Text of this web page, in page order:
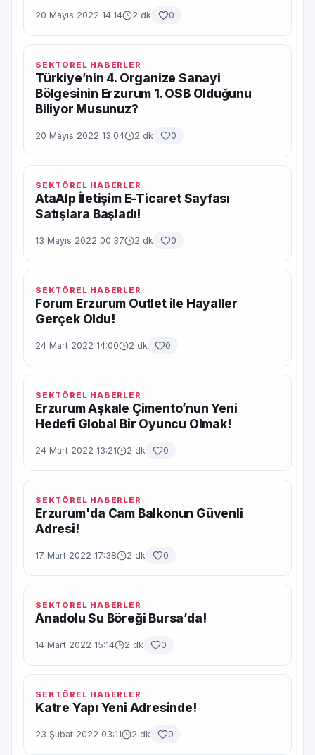
20 Mayıs 2022 14:14 2 dk 0
SEKTÖREL HABERLER
Türkiye’nin 4. Organize Sanayi
Bölgesinin Erzurum 1. OSB Olduğunu
Biliyor Musunuz?
20 Mayıs 2022 13:04 2 dk 0
SEKTÖREL HABERLER
AtaAlp İletişim E-Ticaret Sayfası
Satışlara Başladı!
13 Mayıs 2022 00:37 2 dk 0
SEKTÖREL HABERLER
Forum Erzurum Outlet ile Hayaller
Gerçek Oldu!
24 Mart 2022 14:00 2 dk 0
SEKTÖREL HABERLER
Erzurum Aşkale Çimento’nun Yeni
Hedefi Global Bir Oyuncu Olmak!
24 Mart 2022 13:21 2 dk 0
SEKTÖREL HABERLER
Erzurum'da Cam Balkonun Güvenli
Adresi!
17 Mart 2022 17:38 2 dk 0
SEKTÖREL HABERLER
Anadolu Su Böreği Bursa’da!
14 Mart 2022 15:14 2 dk 0
SEKTÖREL HABERLER
Katre Yapı Yeni Adresinde!
23 Şubat 2022 03:11 2 dk 0